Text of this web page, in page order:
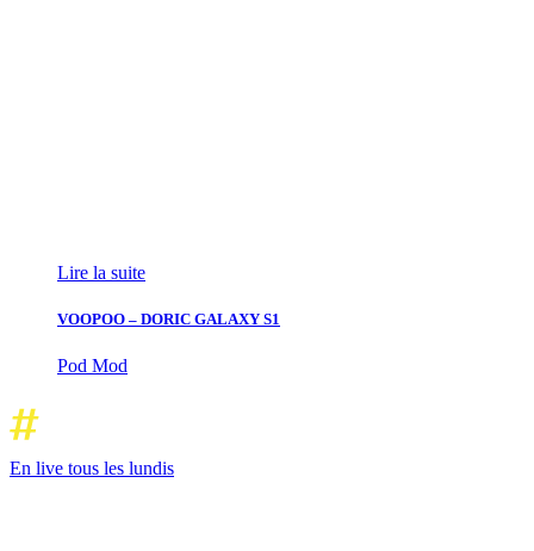
Lire la suite
VOOPOO – DORIC GALAXY S1
Pod Mod
En live tous les lundis